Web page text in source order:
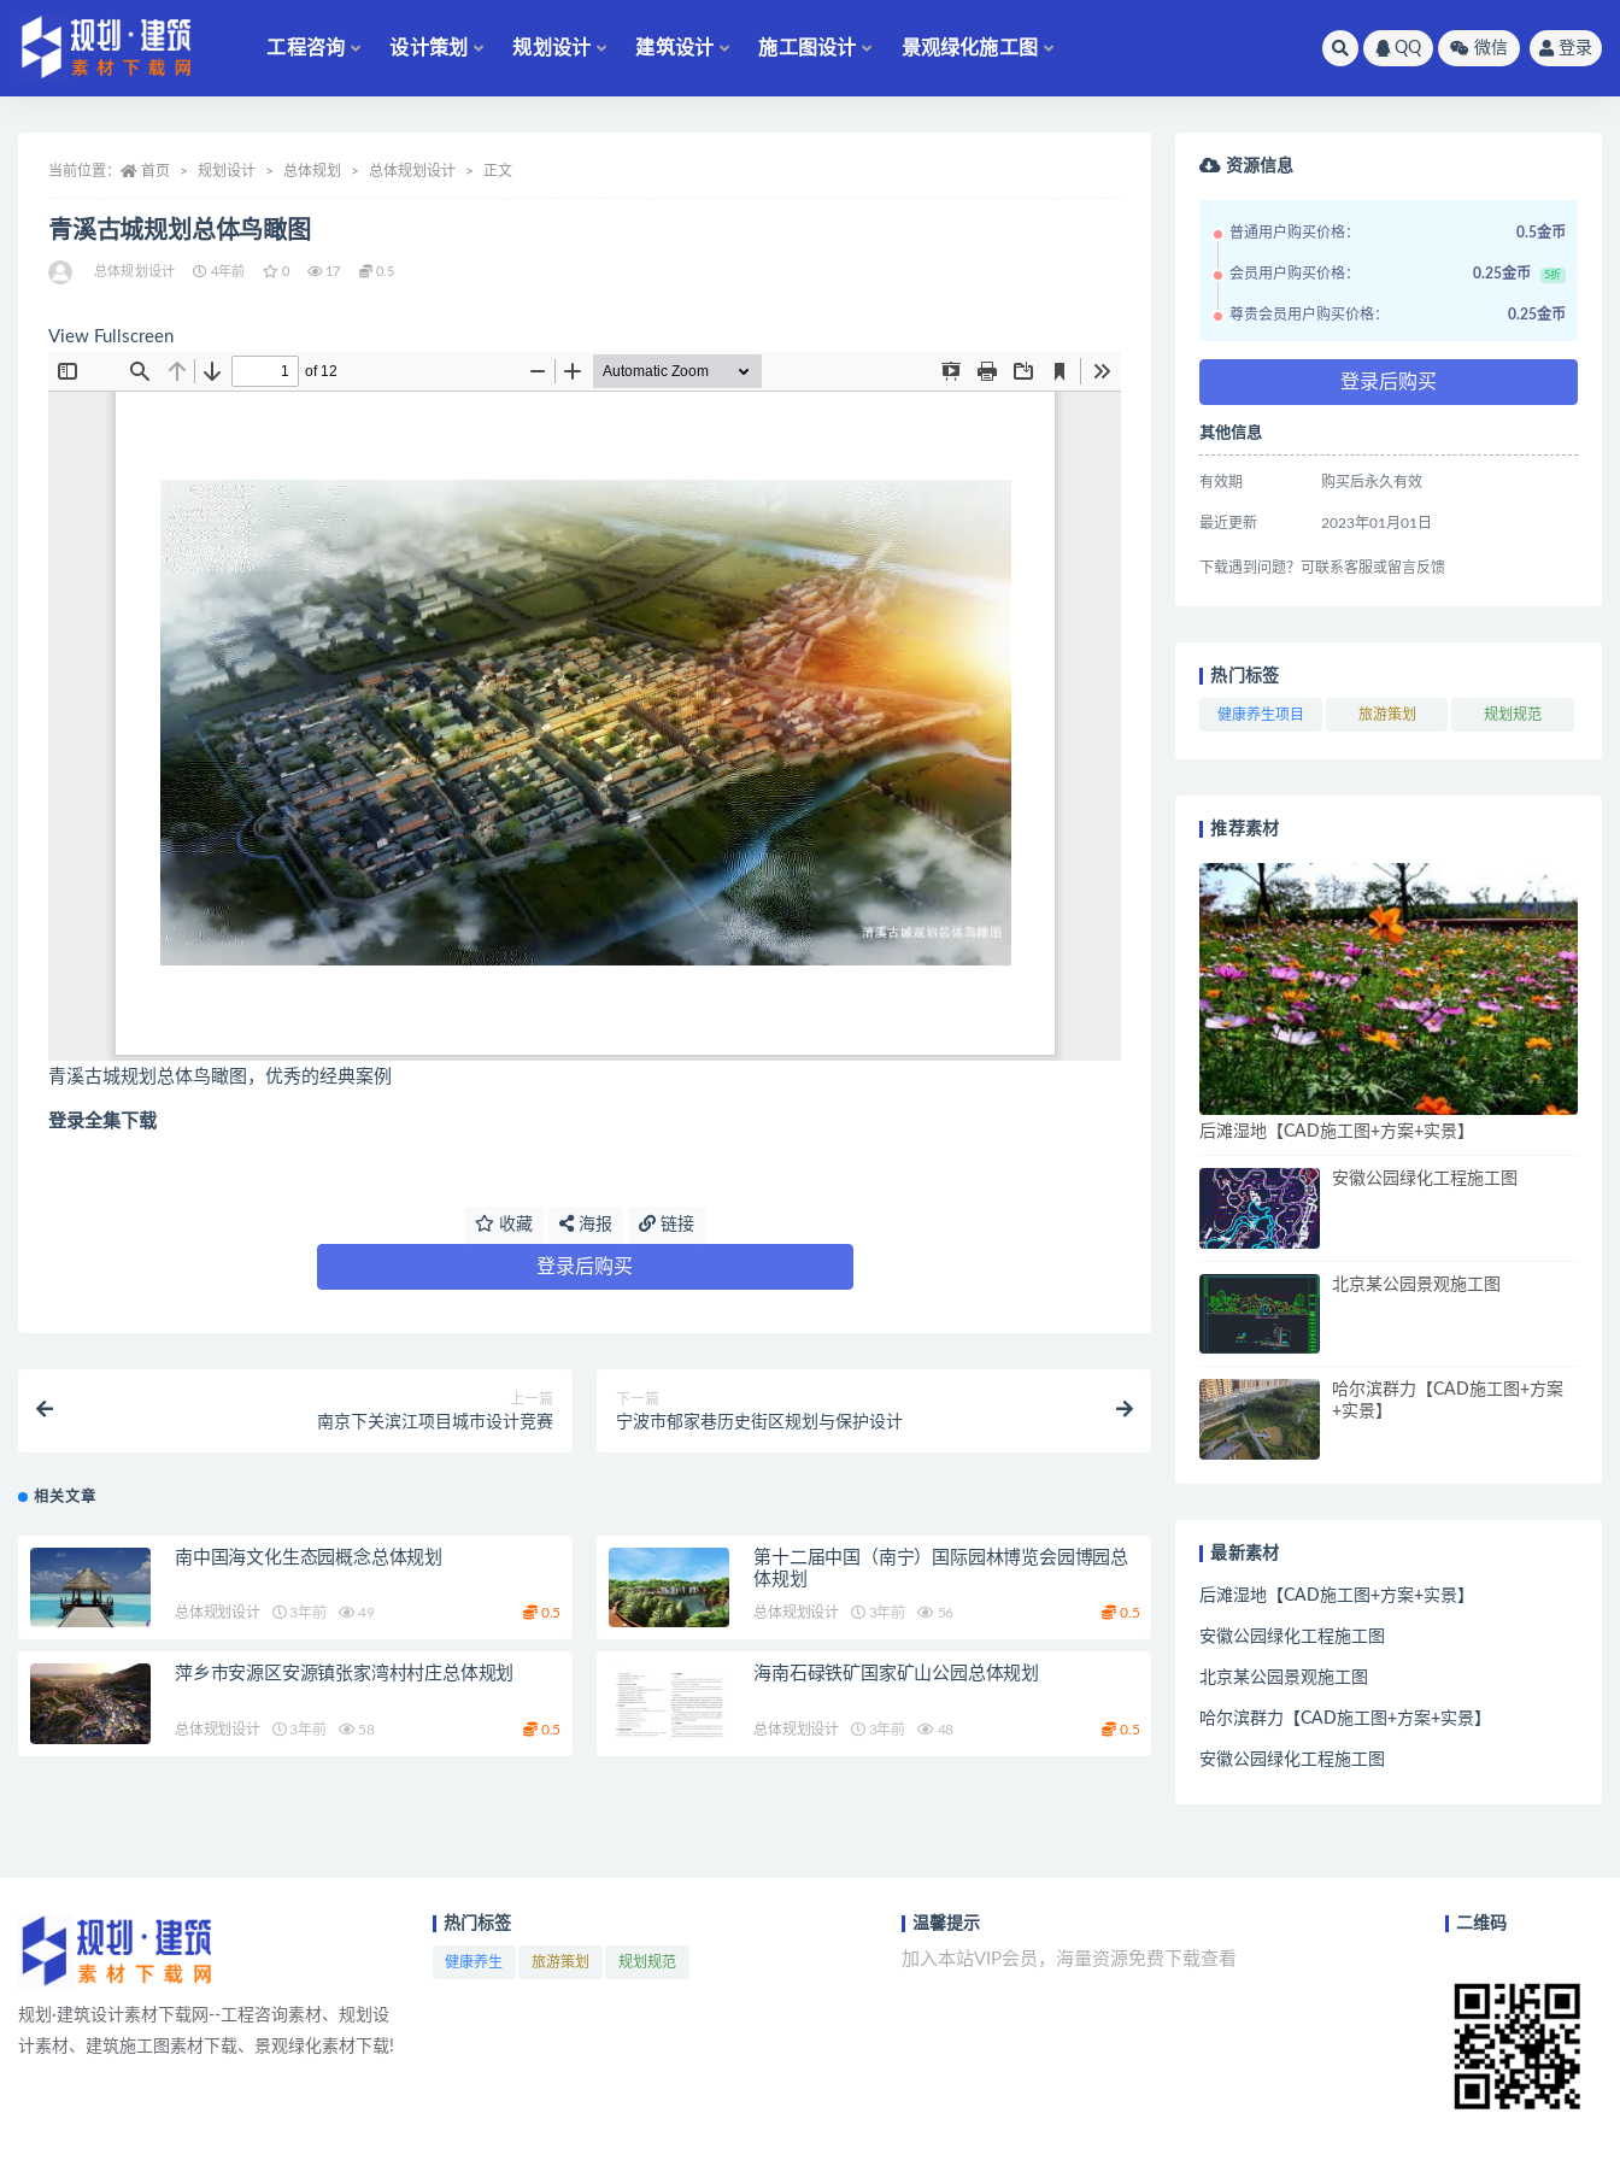
工程咨询 设计策划 规划设计 建筑设计 施工图设计 景观绿化施工图 QQ 微信 登录
当前位置： 首页 规划设计 总体规划 总体规划设计 正文
青溪古城规划总体鸟瞰图
总体规划设计 4年前 0 17 0.5
View Fullscreen
青溪古城规划总体鸟瞰图，优秀的经典案例
登录全集下载
收藏 海报 链接
登录后购买
上一篇
南京下关滨江项目城市设计竞赛
下一篇
宁波市郁家巷历史街区规划与保护设计
相关文章
南中国海文化生态园概念总体规划
总体规划设计 3年前 49 0.5
第十二届中国（南宁）国际园林博览会园博园总
体规划
总体规划设计 3年前 56 0.5
萍乡市安源区安源镇张家湾村村庄总体规划
总体规划设计 3年前 58 0.5
海南石碌铁矿国家矿山公园总体规划
总体规划设计 3年前 48 0.5
资源信息
普通用户购买价格： 0.5金币
会员用户购买价格： 0.25金币 5折
尊贵会员用户购买价格： 0.25金币
登录后购买
其他信息
有效期 购买后永久有效
最近更新 2023年01月01日
下载遇到问题？可联系客服或留言反馈
热门标签
健康养生项目 旅游策划 规划规范
推荐素材
后滩湿地【CAD施工图+方案+实景】
安徽公园绿化工程施工图
北京某公园景观施工图
哈尔滨群力【CAD施工图+方案
+实景】
最新素材
后滩湿地【CAD施工图+方案+实景】
安徽公园绿化工程施工图
北京某公园景观施工图
哈尔滨群力【CAD施工图+方案+实景】
安徽公园绿化工程施工图
规划·建筑设计素材下载网--工程咨询素材、规划设
计素材、建筑施工图素材下载、景观绿化素材下载!
热门标签
健康养生 旅游策划 规划规范
温馨提示
加入本站VIP会员，海量资源免费下载查看
二维码